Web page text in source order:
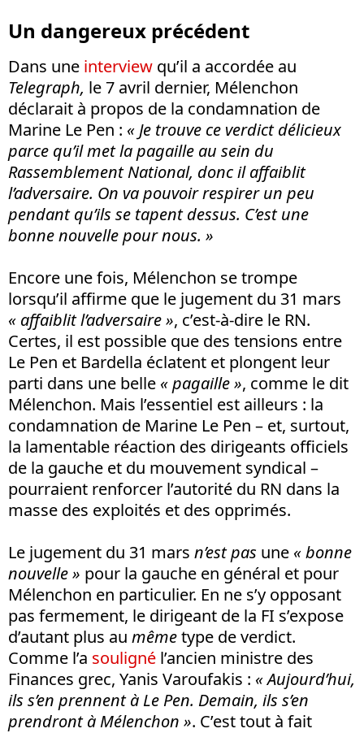
Un dangereux précédent
Dans une interview qu’il a accordée au
Telegraph, le 7 avril dernier, Mélenchon
déclarait à propos de la condamnation de
Marine Le Pen : « Je trouve ce verdict délicieux
parce qu’il met la pagaille au sein du
Rassemblement National, donc il affaiblit
l’adversaire. On va pouvoir respirer un peu
pendant qu’ils se tapent dessus. C’est une
bonne nouvelle pour nous. »
Encore une fois, Mélenchon se trompe
lorsqu’il affirme que le jugement du 31 mars
« affaiblit l’adversaire », c’est-à-dire le RN.
Certes, il est possible que des tensions entre
Le Pen et Bardella éclatent et plongent leur
parti dans une belle « pagaille », comme le dit
Mélenchon. Mais l’essentiel est ailleurs : la
condamnation de Marine Le Pen – et, surtout,
la lamentable réaction des dirigeants officiels
de la gauche et du mouvement syndical –
pourraient renforcer l’autorité du RN dans la
masse des exploités et des opprimés.
Le jugement du 31 mars n’est pas une « bonne
nouvelle » pour la gauche en général et pour
Mélenchon en particulier. En ne s’y opposant
pas fermement, le dirigeant de la FI s’expose
d’autant plus au mêmetype de verdict.
Comme l’a souligné l’ancien ministre des
Finances grec, Yanis Varoufakis : « Aujourd’hui,
ils s’en prennent à Le Pen. Demain, ils s’en
prendront à Mélenchon ». C’est tout à fait